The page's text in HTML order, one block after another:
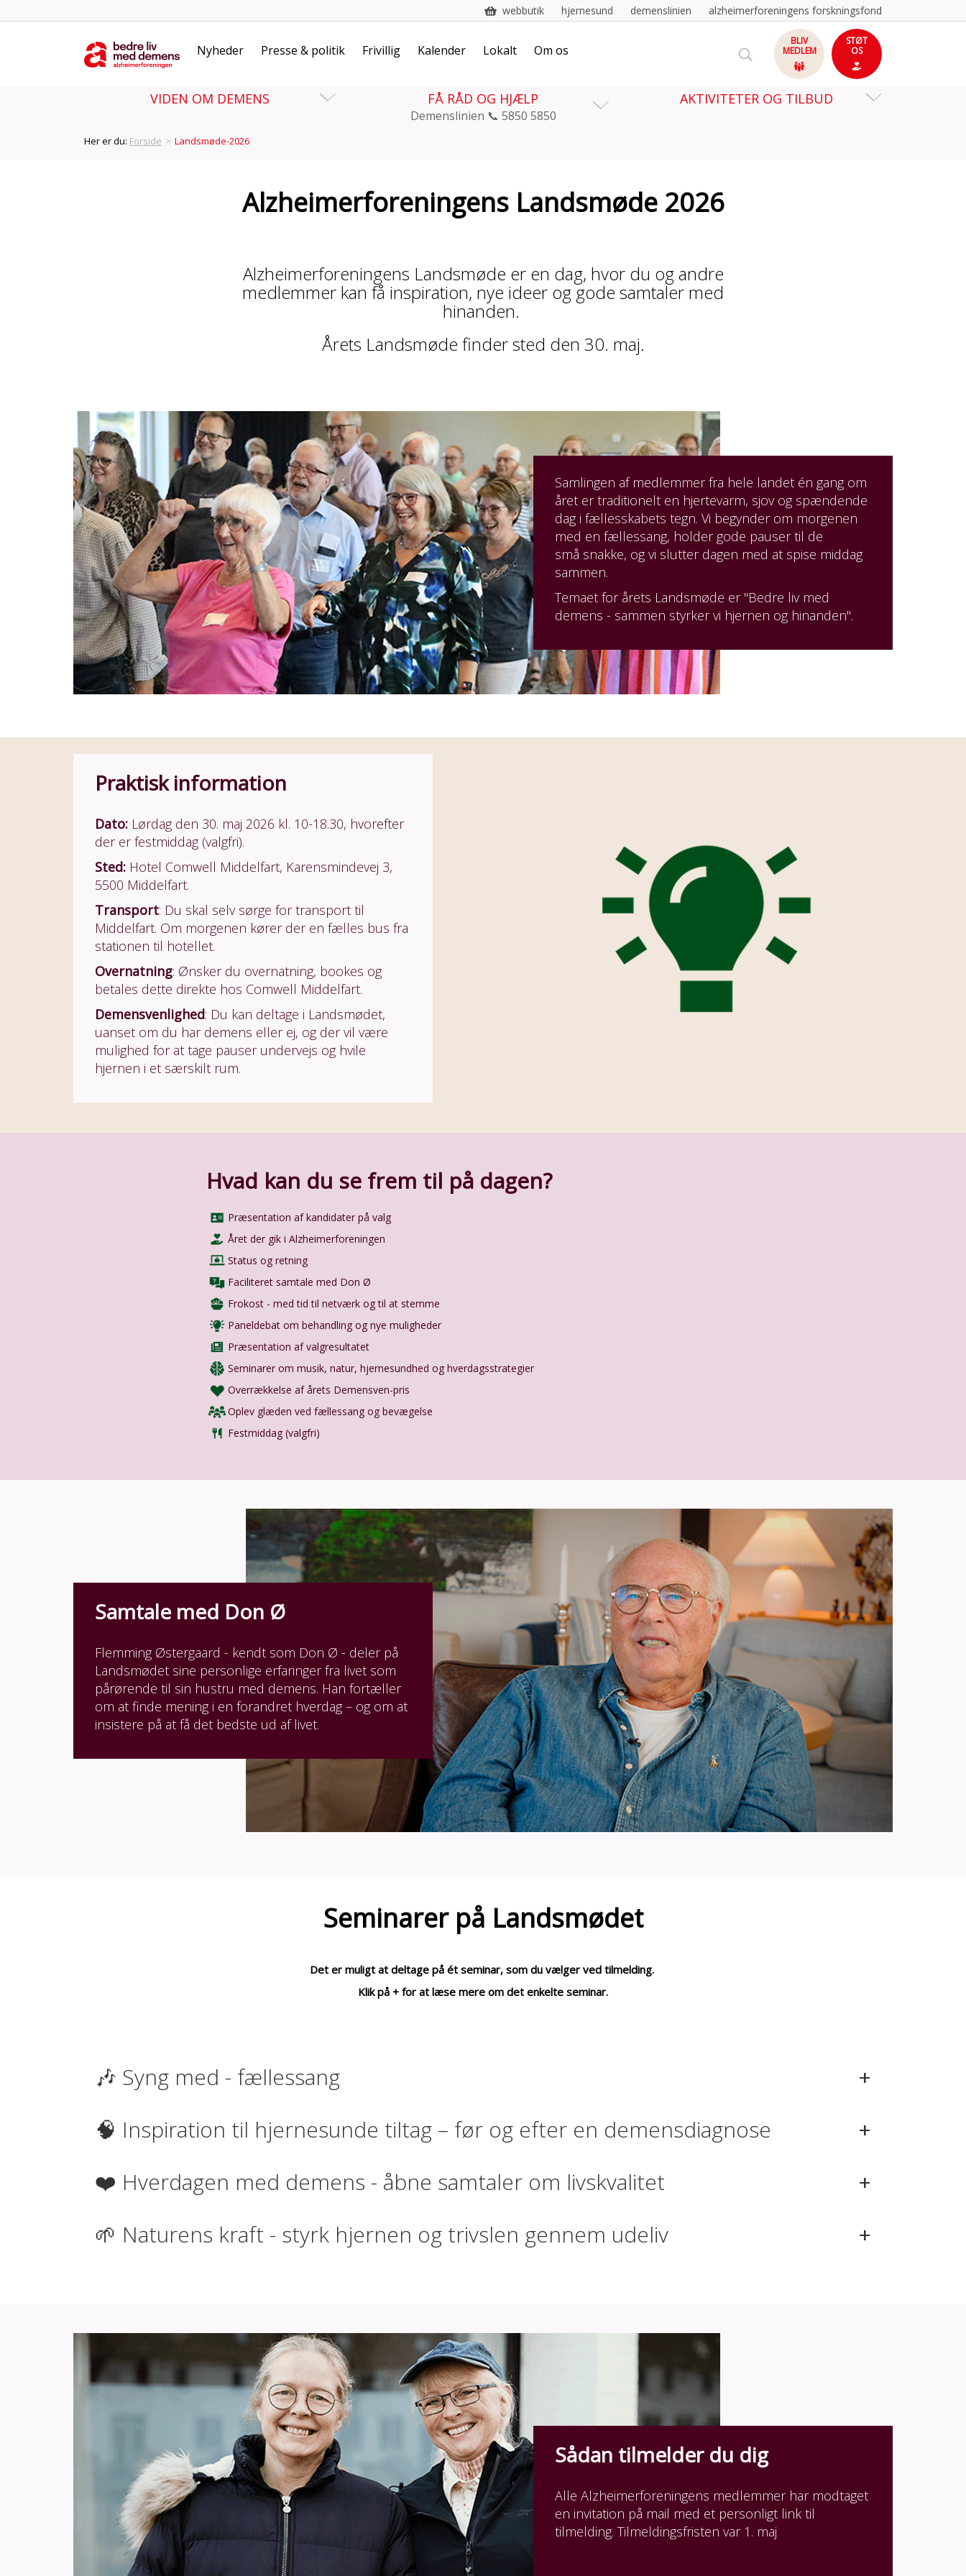
webbutik hjernesund demenslinien alzheimerforeningens forskningsfond
Nyheder Presse & politik Frivillig Kalender Lokalt Om os
BLIV
MEDLEM
STØT
OS
VIDEN OM DEMENS FÅ RÅD OG HJÆLP
Demenslinien 📞 5850 5850
AKTIVITETER OG TILBUD
Her er du: Forside > Landsmøde-2026
Alzheimerforeningens Landsmøde 2026
Alzheimerforeningens Landsmøde er en dag, hvor du og andre
medlemmer kan få inspiration, nye ideer og gode samtaler med
hinanden.
Årets Landsmøde finder sted den 30. maj.
Samlingen af medlemmer fra hele landet én gang om
året er traditionelt en hjertevarm, sjov og spændende
dag i fællesskabets tegn. Vi begynder om morgenen
med en fællessang, holder gode pauser til de
små snakke, og vi slutter dagen med at spise middag
sammen.
Temaet for årets Landsmøde er "Bedre liv med
demens - sammen styrker vi hjernen og hinanden".
Praktisk information
Dato: Lørdag den 30. maj 2026 kl. 10-18.30, hvorefter
der er festmiddag (valgfri).
Sted: Hotel Comwell Middelfart, Karensmindevej 3,
5500 Middelfart.
Transport: Du skal selv sørge for transport til
Middelfart. Om morgenen kører der en fælles bus fra
stationen til hotellet.
Overnatning: Ønsker du overnatning, bookes og
betales dette direkte hos Comwell Middelfart.
Demensvenlighed: Du kan deltage i Landsmødet,
uanset om du har demens eller ej, og der vil være
mulighed for at tage pauser undervejs og hvile
hjernen i et særskilt rum.
Hvad kan du se frem til på dagen?
Præsentation af kandidater på valg
Året der gik i Alzheimerforeningen
Status og retning
Faciliteret samtale med Don Ø
Frokost - med tid til netværk og til at stemme
Paneldebat om behandling og nye muligheder
Præsentation af valgresultatet
Seminarer om musik, natur, hjernesundhed og hverdagsstrategier
Overrækkelse af årets Demensven-pris
Oplev glæden ved fællessang og bevægelse
Festmiddag (valgfri)
Samtale med Don Ø
Flemming Østergaard - kendt som Don Ø - deler på
Landsmødet sine personlige erfaringer fra livet som
pårørende til sin hustru med demens. Han fortæller
om at finde mening i en forandret hverdag – og om at
insistere på at få det bedste ud af livet.
Seminarer på Landsmødet
Det er muligt at deltage på ét seminar, som du vælger ved tilmelding.
Klik på + for at læse mere om det enkelte seminar.
🎶 Syng med - fællessang
+
🧠 Inspiration til hjernesunde tiltag – før og efter en demensdiagnose
+
❤️ Hverdagen med demens - åbne samtaler om livskvalitet
+
🌱 Naturens kraft - styrk hjernen og trivslen gennem udeliv
+
Sådan tilmelder du dig
Alle Alzheimerforeningens medlemmer har modtaget
en invitation på mail med et personligt link til
tilmelding. Tilmeldingsfristen var 1. maj